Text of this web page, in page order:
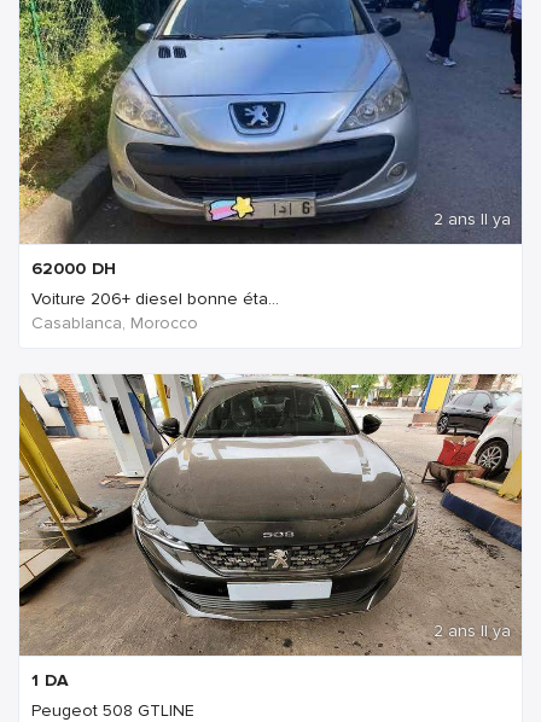
2 ans Il ya
62000 DH
Voiture 206+ diesel bonne éta...
Casablanca, Morocco
2 ans Il ya
1 DA
Peugeot 508 GTLINE